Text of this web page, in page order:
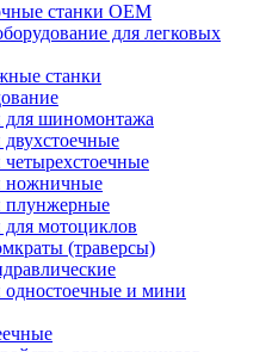
станки ОЕМ
для легковых
станки
шиномонтажа
ножничные
плунжерные
мотоциклов
(траверсы)
и мини